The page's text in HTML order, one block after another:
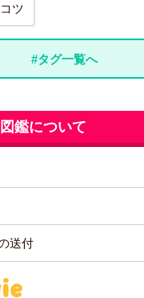
ツ
#タグ一覧へ
鑑について
送付